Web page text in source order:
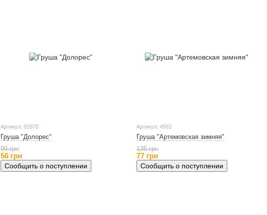
Артикул: 02870
Груша "Долорес"
99 грн
56 грн
Сообщить о поступлении
Артикул: 4582
Груша "Артемовская зимняя"
135 грн
77 грн
Сообщить о поступлении